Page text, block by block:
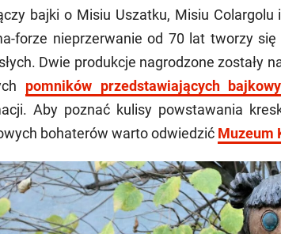
bajki o Misiu Uszatku, Misiu
forze nieprzerwanie od 70 lat tworzy
Dwie produkcje nagrodzone zostały
pomników przedstawiających
Aby poznać kulisy powstawania
bohaterów warto odwiedzić Muzeum